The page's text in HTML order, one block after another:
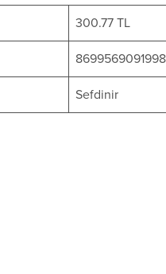
300.77 TL
8699569091998
Sefdinir